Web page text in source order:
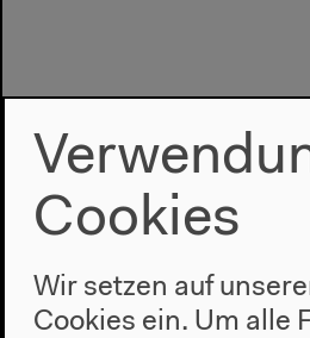
Cookies
Wir setzen auf
Cookies ein. Um alle